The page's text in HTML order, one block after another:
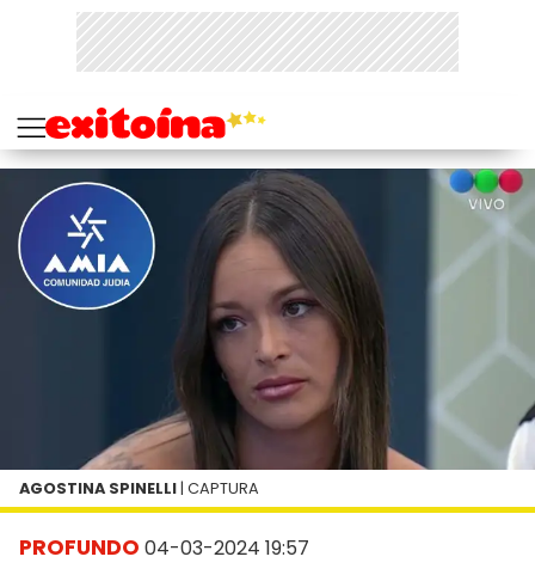
PROFUNDO 04-03-2024 19:57
AGOSTINA SPINELLI | CAPTURA